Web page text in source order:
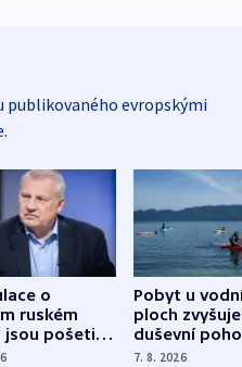
publikovaného evropskými
o
ruském
jsou pošetilé,
Pobyt u
ploch zvyšuje
duševní
ukázala
7. 8. 2026